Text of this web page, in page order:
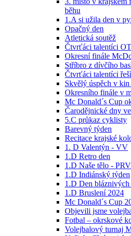
běhu
1.A si užila den v
Opačný den
Atletická soutěž
Čtvrťáci talentíci
Okresní finále
Stříbro z dívčího
Čtvrťáci talentíci
Skvělý úspěch v
Okresního finále v
Mc Donald´s Cup
Čarodějnické dny
5.C průkaz cyklisty
Barevný týden
Recitace krajské
1. D Valentýn - VV
1.D Retro den
1.D Naše tělo -
1.D Indiánský týden
1.D Den bláznivých
1.D Bruslení 2024
Mc Donald´s Cup
Objevili jsme
Fotbal – okrskové
Volejbalový turnaj